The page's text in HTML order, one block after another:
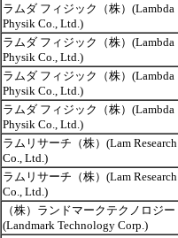
ラムダ フィジック（株）(Lambda
Physik Co., Ltd.)
ラムダ フィジック（株）(Lambda
Physik Co., Ltd.)
ラムダ フィジック（株）(Lambda
Physik Co., Ltd.)
ラムダ フィジック（株）(Lambda
Physik Co., Ltd.)
ラムリサーチ（株）(Lam Research
Co., Ltd.)
ラムリサーチ（株）(Lam Research
Co., Ltd.)
（株）ランドマークテクノロジー
(Landmark Technology Corp.)